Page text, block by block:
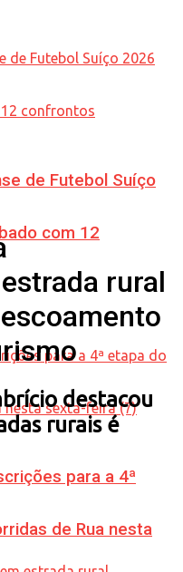
de Futebol Suíço
com 12
para a 4ª
de Rua nesta
rural
destacou
rurais é